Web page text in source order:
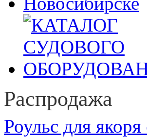
Распродажа
Роульс для